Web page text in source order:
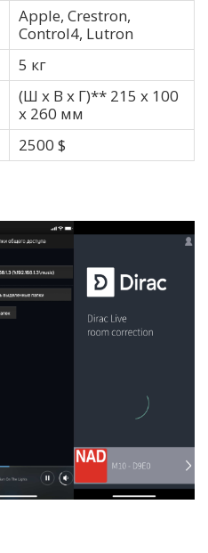
Apple, Crestron,
Control4, Lutron
5 кг
(Ш x В x Г)** 215 x 100
x 260 мм
2500 $